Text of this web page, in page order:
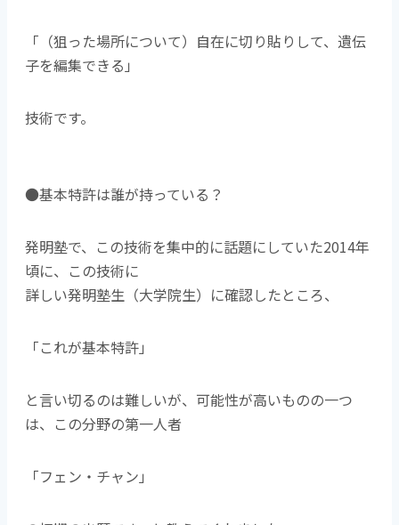
「（狙った場所について）自在に切り貼りして、遺伝
子を編集できる」
技術です。
●基本特許は誰が持っている？
発明塾で、この技術を集中的に話題にしていた2014年
頃に、この技術に
詳しい発明塾生（大学院生）に確認したところ、
「これが基本特許」
と言い切るのは難しいが、可能性が高いものの一つ
は、この分野の第一人者
「フェン・チャン」